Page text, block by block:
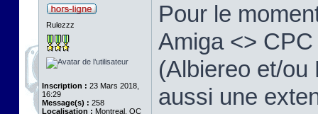
Rulezzz
Inscription : 23 Mars 2018,
16:29
Message(s) : 258
Localisation : Montreal, QC
Pour le
Amiga <>
(Albiereo et/ou
aussi une